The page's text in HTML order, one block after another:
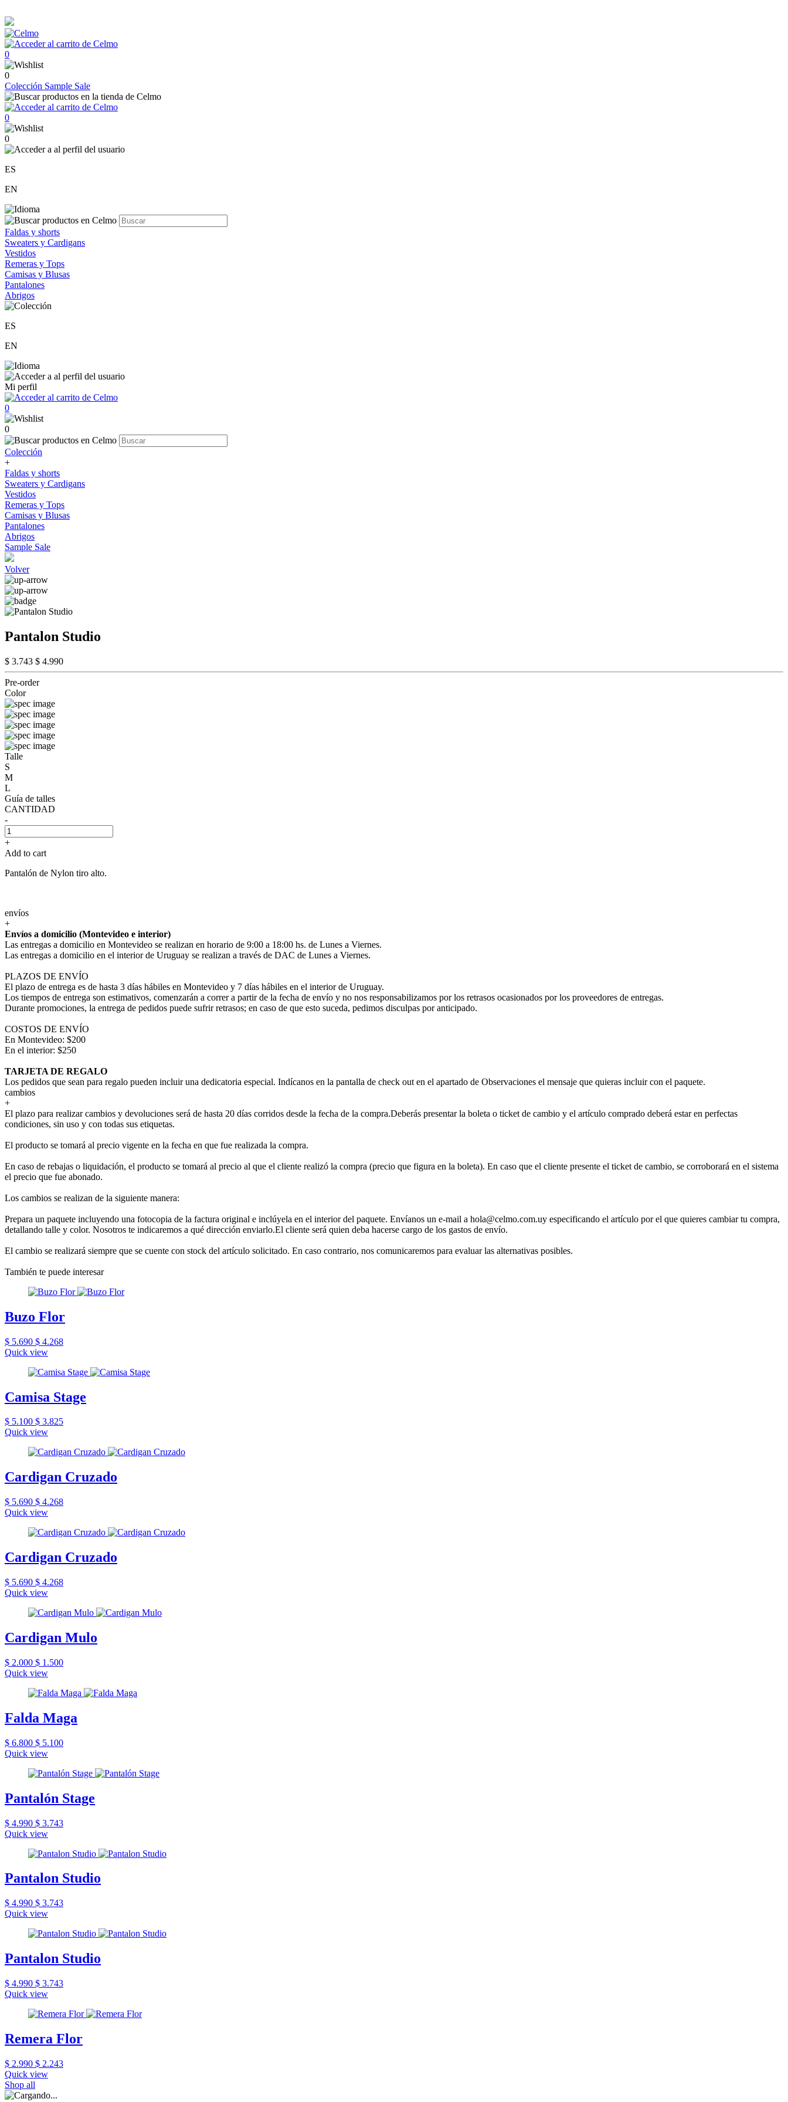
0
0
Colección Sample Sale
0
0
ES
EN
Faldas y shorts
Sweaters y Cardigans
Vestidos
Remeras y Tops
Camisas y Blusas
Pantalones
Abrigos
ES
EN
Mi perfil
0
0
Colección
+
Faldas y shorts
Sweaters y Cardigans
Vestidos
Remeras y Tops
Camisas y Blusas
Pantalones
Abrigos
Sample Sale
Volver
Pantalon Studio
$ 3.743 $ 4.990
Pre-order
Color
Talle
S
M
L
Guía de talles
CANTIDAD
-
+
Add to cart
Pantalón de Nylon tiro alto.
envíos
+
Envíos a domicilio (Montevideo e interior)
Las entregas a domicilio en Montevideo se realizan en horario de 9:00 a 18:00 hs. de Lunes a Viernes.
Las entregas a domicilio en el interior de Uruguay se realizan a través de DAC de Lunes a Viernes.
PLAZOS DE ENVÍO
El plazo de entrega es de hasta 3 días hábiles en Montevideo y 7 días hábiles en el interior de Uruguay.
Los tiempos de entrega son estimativos, comenzarán a correr a partir de la fecha de envío y no nos responsabilizamos por los retrasos ocasionados por los proveedores de entregas.
Durante promociones, la entrega de pedidos puede sufrir retrasos; en caso de que esto suceda, pedimos disculpas por anticipado.
COSTOS DE ENVÍO
En Montevideo: $200
En el interior: $250
TARJETA DE REGALO
Los pedidos que sean para regalo pueden incluir una dedicatoria especial. Indícanos en la pantalla de check out en el apartado de Observaciones el mensaje que quieras incluir con el paquete.
cambios
+
El plazo para realizar cambios y devoluciones será de hasta 20 días corridos desde la fecha de la compra.Deberás presentar la boleta o ticket de cambio y el artículo comprado deberá estar en perfectas
condiciones, sin uso y con todas sus etiquetas.
El producto se tomará al precio vigente en la fecha en que fue realizada la compra.
En caso de rebajas o liquidación, el producto se tomará al precio al que el cliente realizó la compra (precio que figura en la boleta). En caso que el cliente presente el ticket de cambio, se corroborará en el sistema
el precio que fue abonado.
Los cambios se realizan de la siguiente manera:
Prepara un paquete incluyendo una fotocopia de la factura original e inclúyela en el interior del paquete. Envíanos un e-mail a hola@celmo.com.uy especificando el artículo por el que quieres cambiar tu compra,
detallando talle y color. Nosotros te indicaremos a qué dirección enviarlo.El cliente será quien deba hacerse cargo de los gastos de envío.
El cambio se realizará siempre que se cuente con stock del artículo solicitado. En caso contrario, nos comunicaremos para evaluar las alternativas posibles.
También te puede interesar
Buzo Flor
$ 5.690 $ 4.268
Quick view
Camisa Stage
$ 5.100 $ 3.825
Quick view
Cardigan Cruzado
$ 5.690 $ 4.268
Quick view
Cardigan Cruzado
$ 5.690 $ 4.268
Quick view
Cardigan Mulo
$ 2.000 $ 1.500
Quick view
Falda Maga
$ 6.800 $ 5.100
Quick view
Pantalón Stage
$ 4.990 $ 3.743
Quick view
Pantalon Studio
$ 4.990 $ 3.743
Quick view
Pantalon Studio
$ 4.990 $ 3.743
Quick view
Remera Flor
$ 2.990 $ 2.243
Quick view
Shop all